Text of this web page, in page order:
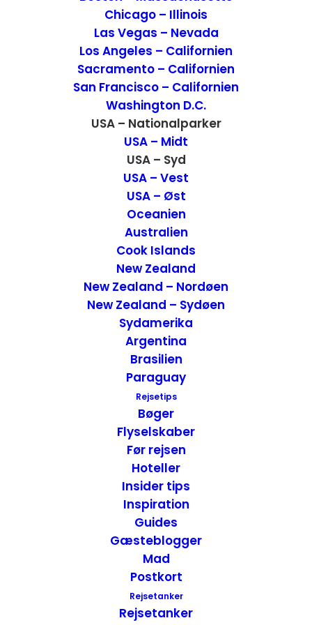
Chicago – Illinois
Las Vegas – Nevada
Los Angeles – Californien
Sacramento – Californien
San Francisco – Californien
Washington D.C.
USA – Nationalparker
USA – Midt
USA – Syd
USA – Vest
USA – Øst
Oceanien
Australien
Cook Islands
New Zealand
New Zealand – Nordøen
New Zealand – Sydøen
Sydamerika
Argentina
Brasilien
Paraguay
Rejsetips
Bøger
Flyselskaber
Før rejsen
Hoteller
Insider tips
Inspiration
Guides
Gæsteblogger
Mad
Postkort
Rejsetanker
Rejsetanker
historisk fyrtårn. Vi forventede ingenting,
men blev meget imponeret.
Hunting Island State Park er
mangeartede naturscenerier
Hunting Island State Park imponerede
allerede ved indkørslen til parken, som
foregik gennem en frodig, næsten
ugennemtrængelig skov. Hunting Island er
den mest populære park i South Carolina